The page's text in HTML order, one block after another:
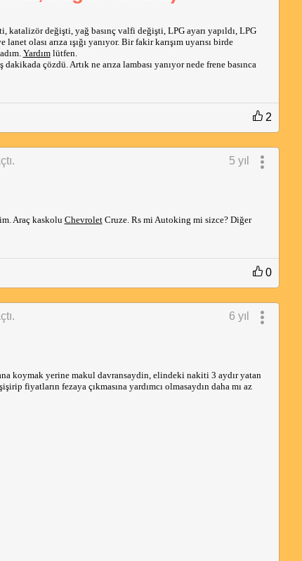
değişti, yağ basınç valfi değişti, LPG ayarı yapıldı, LPG
olası arıza ışığı yanıyor. Bir fakir karışım uyarısı birde
Yardım lütfen.
çözdü. Artık ne arıza lambası yanıyor nede frene basınca
2
5 yıl
Araç kaskolu Chevrolet Cruze. Rs mi Autoking mi sizce? Diğer
0
6 yıl
koymak yerine makul davransaydin, elindeki nakiti 3 aydır yatan
fiyatların fezaya çıkmasına yardımcı olmasaydın daha mı az